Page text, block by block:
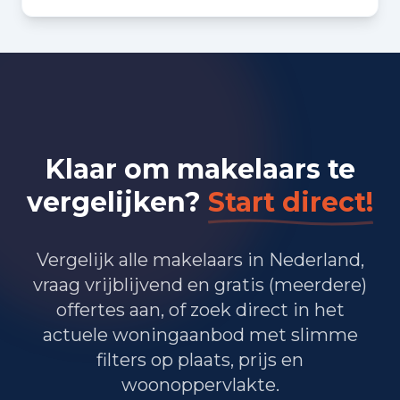
Bedrijvigheid in Budel-Schoot
Nijverheid en energie 65
Zakelijke dienstverlening 50
Landbouw, bosbouw en visserij 10
Vervoer, informatie en communicatie
Financiele diensten en onroerendgoed
Klaar om makelaars te
vergelijken? Start direct!
Vergelijk alle makelaars in Nederland,
vraag vrijblijvend en gratis (meerdere)
offertes aan, of zoek direct in het
actuele woningaanbod met slimme
filters op plaats, prijs en
woonoppervlakte.